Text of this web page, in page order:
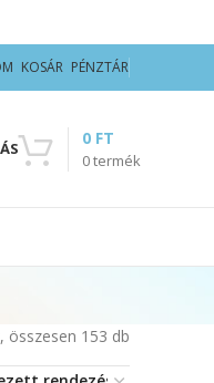
KOSÁR PÉNZTÁR
0termék
0 FT
összesen 153 db